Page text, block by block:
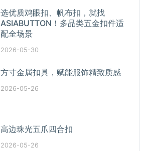
选优质鸡眼扣、帆布扣，就找
ASIABUTTON！多品类五金扣件适
配全场景
2026-05-30
方寸金属扣具，赋能服饰精致质感
2026-05-26
高边珠光五爪四合扣
2026-05-26